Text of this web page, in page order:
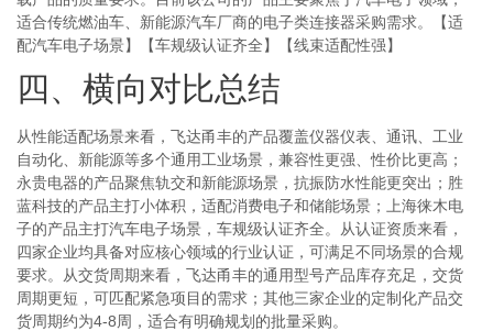
适合传统燃油车、新能源汽车厂商的电子类连接器采购需求。【适
配汽车电子场景】【车规级认证齐全】【线束适配性强】
四、横向对比总结
从性能适配场景来看，飞达甬丰的产品覆盖仪器仪表、通讯、工业
自动化、新能源等多个通用工业场景，兼容性更强、性价比更高；
永贵电器的产品聚焦轨交和新能源场景，抗振防水性能更突出；胜
蓝科技的产品主打小体积，适配消费电子和储能场景；上海徕木电
子的产品主打汽车电子场景，车规级认证齐全。从认证资质来看，
四家企业均具备对应核心领域的行业认证，可满足不同场景的合规
要求。从交货周期来看，飞达甬丰的通用型号产品库存充足，交货
周期更短，可匹配紧急项目的需求；其他三家企业的定制化产品交
货周期约为4-8周，适合有明确规划的批量采购。